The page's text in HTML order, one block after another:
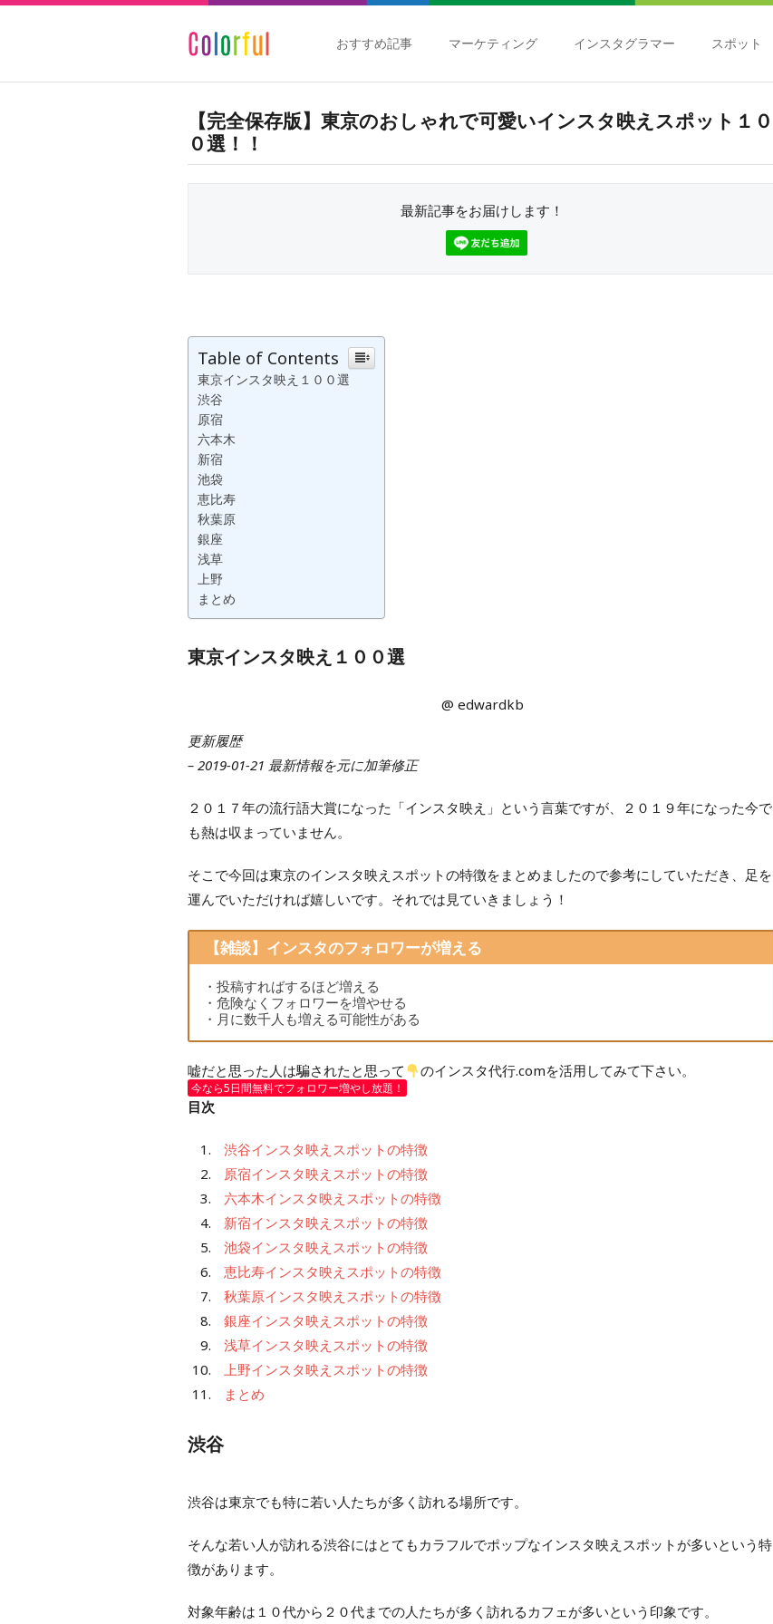
おすすめ記事 マーケティング インスタグラマー スポット
【完全保存版】東京のおしゃれで可愛いインスタ映えスポット１０
０選！！
最新記事をお届けします！
Table of Contents
東京インスタ映え１００選
渋谷
原宿
六本木
新宿
池袋
恵比寿
秋葉原
銀座
浅草
上野
まとめ
東京インスタ映え１００選
@ edwardkb
更新履歴
– 2019-01-21 最新情報を元に加筆修正
２０１７年の流行語大賞になった「インスタ映え」という言葉ですが、２０１９年になった今で
も熱は収まっていません。
そこで今回は東京のインスタ映えスポットの特徴をまとめましたので参考にしていただき、足を
運んでいただければ嬉しいです。それでは見ていきましょう！
【雑談】インスタのフォロワーが増える
・投稿すればするほど増える
・危険なくフォロワーを増やせる
・月に数千人も増える可能性がある
嘘だと思った人は騙されたと思って のインスタ代行.comを活用してみて下さい。
今なら5日間無料でフォロワー増やし放題！
目次
渋谷インスタ映えスポットの特徴
原宿インスタ映えスポットの特徴
六本木インスタ映えスポットの特徴
新宿インスタ映えスポットの特徴
池袋インスタ映えスポットの特徴
恵比寿インスタ映えスポットの特徴
秋葉原インスタ映えスポットの特徴
銀座インスタ映えスポットの特徴
浅草インスタ映えスポットの特徴
上野インスタ映えスポットの特徴
まとめ
渋谷
渋谷は東京でも特に若い人たちが多く訪れる場所です。
そんな若い人が訪れる渋谷にはとてもカラフルでポップなインスタ映えスポットが多いという特
徴があります。
対象年齢は１０代から２０代までの人たちが多く訪れるカフェが多いという印象です。